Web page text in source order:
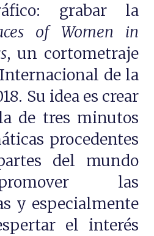
grabar la
of Women in
, un cortometraje
de la
Su idea es crear
de tres minutos
procedentes
del mundo
las
y especialmente
el interés